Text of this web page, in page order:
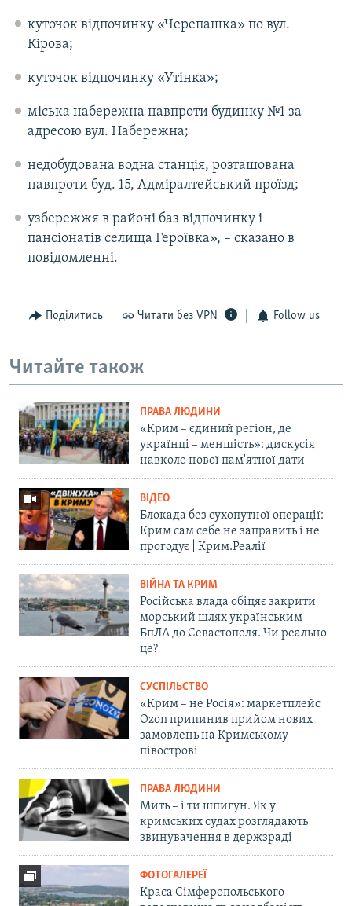
куточок відпочинку «Черепашка» по вул.
Кірова;
куточок відпочинку «Утінка»;
міська набережна навпроти будинку №1 за
адресою вул. Набережна;
недобудована водна станція, розташована
навпроти буд. 15, Адміралтейський проїзд;
узбережжя в районі баз відпочинку і
пансіонатів селища Героївка», – сказано в
повідомленні.​
Поділитись Читати без VPN Follow us
Читайте також
ПРАВА ЛЮДИНИ
«Крим – єдиний регіон, де
українці – меншість»: дискусія
навколо нової пам'ятної дати
ВІДЕО
Блокада без сухопутної операції:
Крим сам себе не заправить і не
прогодує | Крим.Реалії
ВІЙНА ТА КРИМ
Російська влада обіцяє закрити
морський шлях українським
БпЛА до Севастополя. Чи реально
це?
СУСПІЛЬСТВО
«Крим – не Росія»: маркетплейс
Ozon припинив прийом нових
замовлень на Кримському
півострові
ПРАВА ЛЮДИНИ
Мить – і ти шпигун. Як у
кримських судах розглядають
звинувачення в держзраді
ФОТОГАЛЕРЕЇ
Краса Сімферопольського